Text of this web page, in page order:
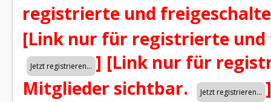
registrierte und
[Link nur für registrierte
] [Link nur für
Mitglieder sichtbar.
]